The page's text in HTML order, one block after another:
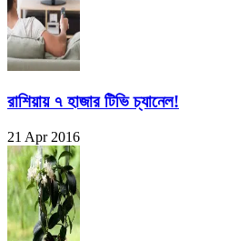
রাশিয়ায় ৭ হাজার টিভি চ্যানেল!
21 Apr 2016